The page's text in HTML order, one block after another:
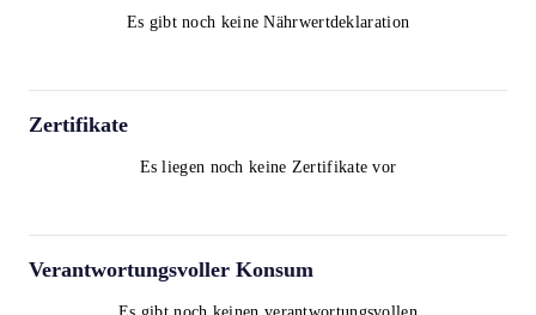
Es gibt noch keine Nährwertdeklaration
Zertifikate
Es liegen noch keine Zertifikate vor
Verantwortungsvoller Konsum